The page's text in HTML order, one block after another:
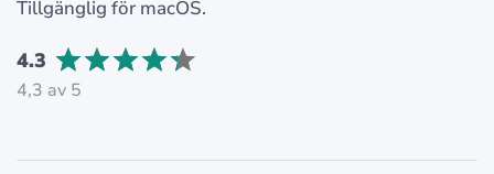
Tillgänglig för macOS.
4.3
4,3 av 5